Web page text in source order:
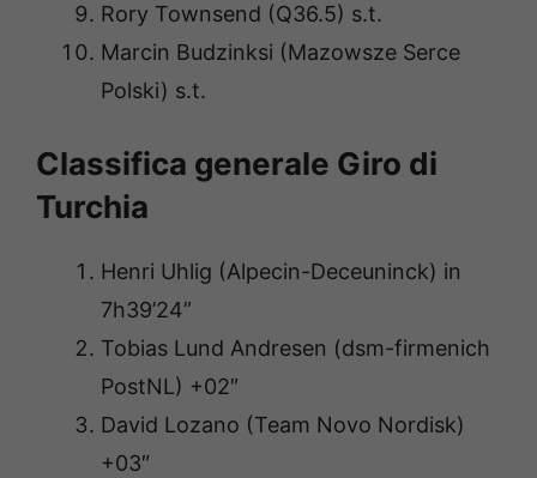
Rory Townsend (Q36.5) s.t.
Marcin Budzinksi (Mazowsze Serce
Polski) s.t.
Classifica generale Giro di
Turchia
Henri Uhlig (Alpecin-Deceuninck) in
7h39’24”
Tobias Lund Andresen (dsm-firmenich
PostNL) +02″
David Lozano (Team Novo Nordisk)
+03″